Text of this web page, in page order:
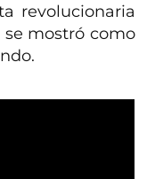
revolucionaria
mostró como